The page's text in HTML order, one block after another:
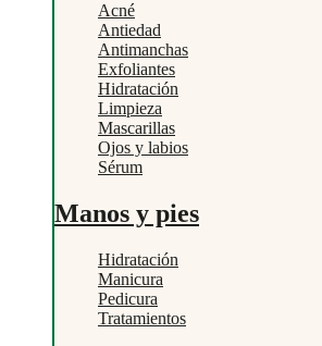
Acné
Antiedad
Antimanchas
Exfoliantes
Hidratación
Limpieza
Mascarillas
Ojos y labios
Sérum
Manos y pies
Hidratación
Manicura
Pedicura
Tratamientos